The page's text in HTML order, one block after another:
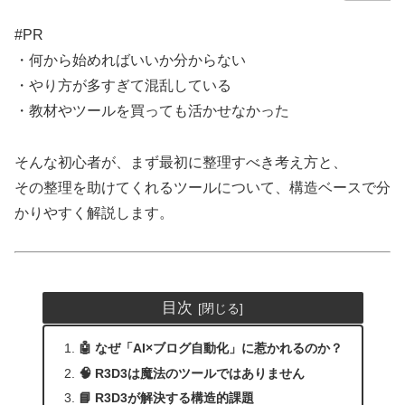
#PR
・何から始めればいいか分からない
・やり方が多すぎて混乱している
・教材やツールを買っても活かせなかった
そんな初心者が、まず最初に整理すべき考え方と、
その整理を助けてくれるツールについて、構造ベースで分
かりやすく解説します。
目次
🤖 なぜ「AI×ブログ自動化」に惹かれるのか？
🧠 R3D3は魔法のツールではありません
📘 R3D3が解決する構造的課題